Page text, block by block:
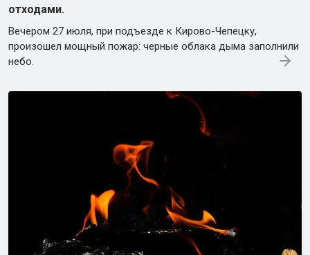
отходами.
Вечером 27 июля, при подъезде к Кирово-Чепецку,
произошел мощный пожар: черные облака дыма заполнили
небо.